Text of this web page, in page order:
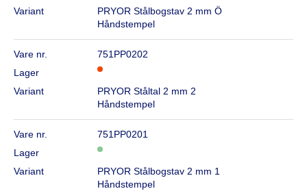
Variant
PRYOR Stålbogstav 2 mm Ö
Håndstempel
Vare nr.
751PP0202
Lager
Variant
PRYOR Ståltal 2 mm 2
Håndstempel
Vare nr.
751PP0201
Lager
Variant
PRYOR Stålbogstav 2 mm 1
Håndstempel